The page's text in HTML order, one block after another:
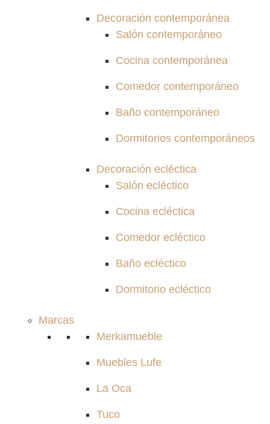
Decoración contemporánea
Salón contemporáneo
Cocina contemporánea
Comedor contemporáneo
Baño contemporáneo
Dormitorios contemporáneos
Decoración ecléctica
Salón ecléctico
Cocina ecléctica
Comedor ecléctico
Baño ecléctico
Dormitorio ecléctico
Marcas
Merkamueble
Muebles Lufe
La Oca
Tuco